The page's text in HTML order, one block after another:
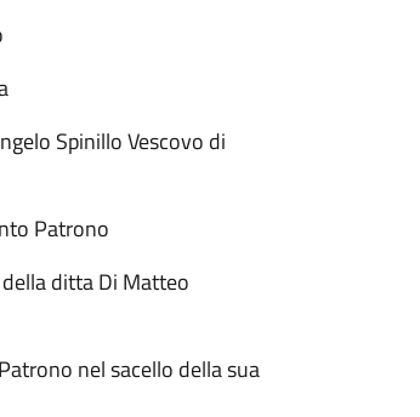
Spinillo Vescovo di
Patrono
ditta Di Matteo
nel sacello della sua